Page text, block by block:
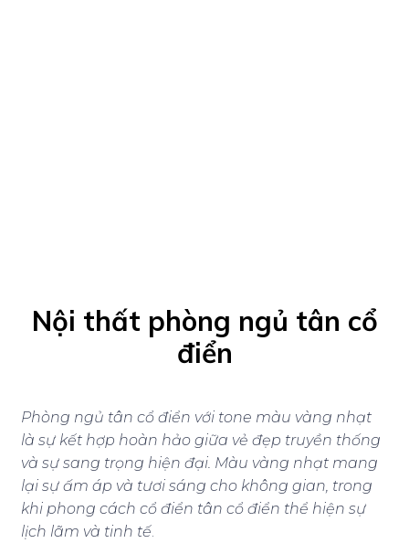
Nội thất phòng ngủ tân cổ
điển
Phòng ngủ tân cổ điển với tone màu vàng nhạt
là sự kết hợp hoàn hảo giữa vẻ đẹp truyền thống
và sự sang trọng hiện đại. Màu vàng nhạt mang
lại sự ấm áp và tươi sáng cho không gian, trong
khi phong cách cổ điển tân cổ điển thể hiện sự
lịch lãm và tinh tế.